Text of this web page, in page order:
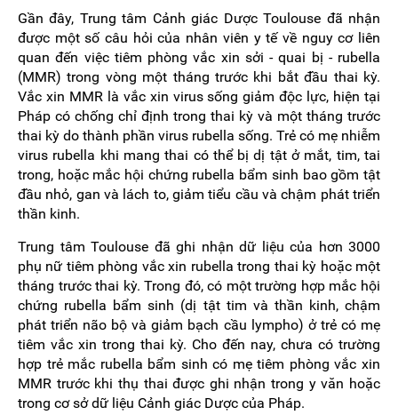
Gần đây, Trung tâm Cảnh giác Dược Toulouse đã nhận
được một số câu hỏi của nhân viên y tế về nguy cơ liên
quan đến việc tiêm phòng vắc xin sởi - quai bị - rubella
(MMR) trong vòng một tháng trước khi bắt đầu thai kỳ.
Vắc xin MMR là vắc xin virus sống giảm độc lực, hiện tại
Pháp có chống chỉ định trong thai kỳ và một tháng trước
thai kỳ do thành phần virus rubella sống. Trẻ có mẹ nhiễm
virus rubella khi mang thai có thể bị dị tật ở mắt, tim, tai
trong, hoặc mắc hội chứng rubella bẩm sinh bao gồm tật
đầu nhỏ, gan và lách to, giảm tiểu cầu và chậm phát triển
thần kinh.
Trung tâm Toulouse đã ghi nhận dữ liệu của hơn 3000
phụ nữ tiêm phòng vắc xin rubella trong thai kỳ hoặc một
tháng trước thai kỳ. Trong đó, có một trường hợp mắc hội
chứng rubella bẩm sinh (dị tật tim và thần kinh, chậm
phát triển não bộ và giảm bạch cầu lympho) ở trẻ có mẹ
tiêm vắc xin trong thai kỳ. Cho đến nay, chưa có trường
hợp trẻ mắc rubella bẩm sinh có mẹ tiêm phòng vắc xin
MMR trước khi thụ thai được ghi nhận trong y văn hoặc
trong cơ sở dữ liệu Cảnh giác Dược của Pháp.